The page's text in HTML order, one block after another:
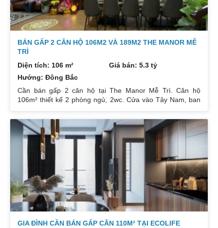
BÁN GẤP 2 CĂN HỘ 106M2 VÀ 189M2 THE MANOR MỄ
TRÌ
Diện tích: 106 m²
Giá bán: 5.3 tỷ
Hướng: Đông Bắc
Cần bán gấp 2 căn hộ tại The Manor Mễ Trì. Căn hộ
106m² thiết kế 2 phòng ngủ, 2wc. Cửa vào Tây Nam, ban
189m² thiết kế 3 phòng ngủ, 2wc, 2 gác xép. Nhà đang ở.
Giá bán 7,4 tỷ. Cả 2 căn chủ nhà đều để lại toàn bộ nội
thất. Xem nhà liên hệ: 0832133366
GIA ĐÌNH CẦN BÁN GẤP CĂN 110M² TẠI ECOLIFE